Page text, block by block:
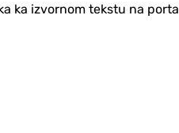
ka izvornom tekstu na